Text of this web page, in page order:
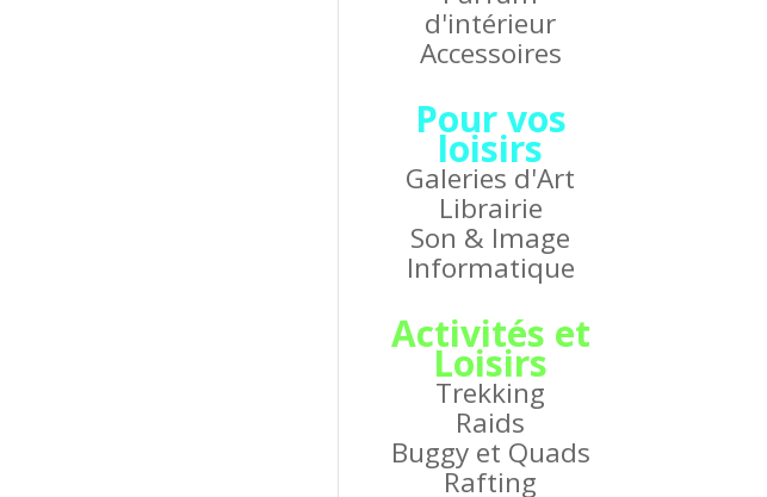
d'intérieur
Accessoires
Pour vos
loisirs
Galeries d'Art
Librairie
Son & Image
Informatique
Activités et
Loisirs
Trekking
Raids
Buggy et Quads
Rafting